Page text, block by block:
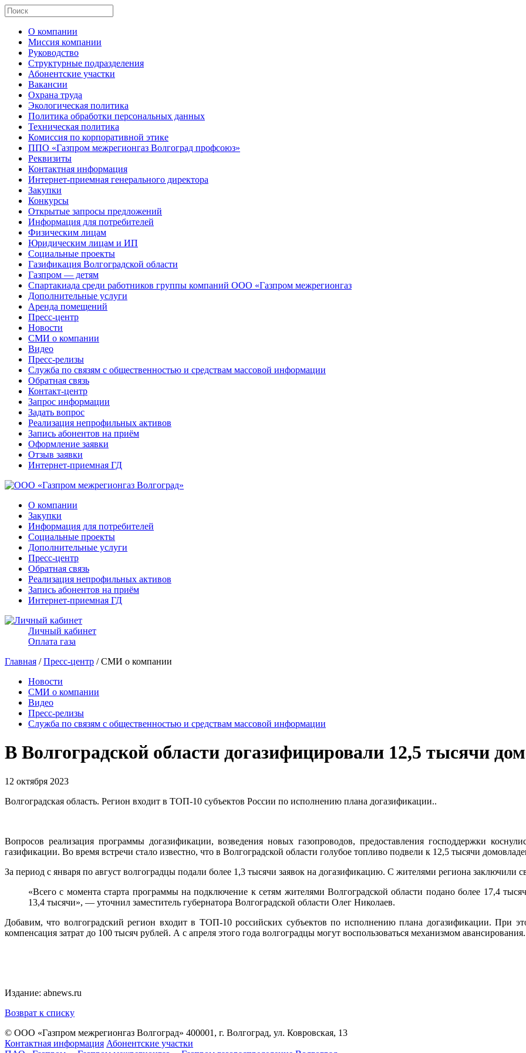
О компании
Миссия компании
Руководство
Структурные подразделения
Абонентские участки
Вакансии
Охрана труда
Экологическая политика
Политика обработки персональных данных
Техническая политика
Комиссия по корпоративной этике
ППО «Газпром межрегионгаз Волгоград профсоюз»
Реквизиты
Контактная информация
Интернет-приемная генерального директора
Закупки
Конкурсы
Открытые запросы предложений
Информация для потребителей
Физическим лицам
Юридическим лицам и ИП
Социальные проекты
Газификация Волгоградской области
Газпром — детям
Спартакиада среди работников группы компаний ООО «Газпром межрегионгаз
Дополнительные услуги
Аренда помещений
Пресс-центр
Новости
СМИ о компании
Видео
Пресс-релизы
Служба по связям с общественностью и средствам массовой информации
Обратная связь
Контакт-центр
Запрос информации
Задать вопрос
Реализация непрофильных активов
Запись абонентов на приём
Оформление заявки
Отзыв заявки
Интернет-приемная ГД
О компании
Закупки
Информация для потребителей
Социальные проекты
Дополнительные услуги
Пресс-центр
Обратная связь
Реализация непрофильных активов
Запись абонентов на приём
Интернет-приемная ГД
Личный кабинет
Оплата газа
Главная /Пресс-центр / СМИ о компании
Новости
СМИ о компании
Видео
Пресс-релизы
Служба по связям с общественностью и средствам массовой информации
В Волгоградской области догазифицировали 12,5 тысячи
12 октября 2023
Волгоградская область. Регион входит в ТОП-10 субъектов России по исполнению плана догазификации..
Вопросов реализация программы догазификации, возведения новых газопроводов, предоставления господдержки
газификации. Во время встречи стало известно, что в Волгоградской области голубое топливо подвели к 12,5 тысячи
За период с января по август волгоградцы подали более 1,3 тысячи заявок на догазификацию. С жителями региона заключили
«Всего с момента старта программы на подключение к сетям жителями Волгоградской области подано более 17,4
13,4 тысячи», — уточнил заместитель губернатора Волгоградской области Олег Николаев.
Добавим, что волгоградский регион входит в ТОП-10 российских субъектов по исполнению плана догазификации. При
компенсация затрат до 100 тысяч рублей. А с апреля этого года волгоградцы могут воспользоваться механизмом авансирования.
Издание: abnews.ru
Возврат к списку
© ООО «Газпром межрегионгаз Волгоград» 400001, г. Волгоград, ул. Ковровская, 13
Контактная информация Абонентские участки